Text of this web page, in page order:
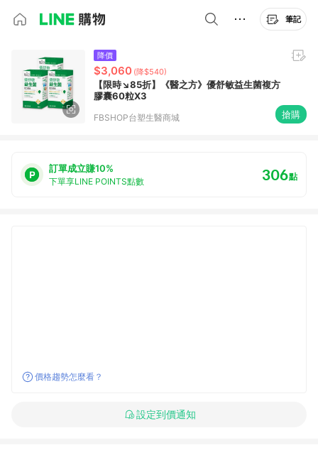
筆記
降價
$3,060 (降$540)
【限時↘85折】《醫之方》優舒敏益生菌複方
膠囊60粒X3
FBSHOP台塑生醫商城 搶購
訂單成立賺10%
下單享LINE POINTS點數 306點
價格趨勢怎麼看？
設定到價通知